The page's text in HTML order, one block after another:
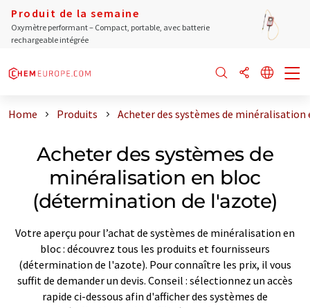
Produit de la semaine
Oxymètre performant – Compact, portable, avec batterie
rechargeable intégrée
Home Produits Acheter des systèmes de
Acheter des systèmes de
minéralisation en bloc
(détermination de l'azote)
Votre aperçu pour l’achat de systèmes de minéralisation en
bloc : découvrez tous les produits et fournisseurs
(détermination de l'azote). Pour connaître les prix, il vous
suffit de demander un devis. Conseil : sélectionnez un accès
rapide ci-dessous afin d'afficher des systèmes de